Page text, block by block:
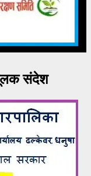
संदेश